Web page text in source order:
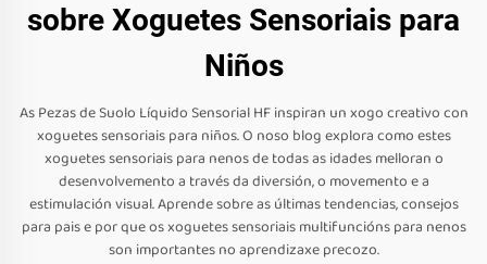
sobre Xoguetes Sensoriais para
Niños
As Pezas de Suolo Líquido Sensorial HF inspiran un xogo creativo con
xoguetes sensoriais para niños. O noso blog explora como estes
xoguetes sensoriais para nenos de todas as idades melloran o
desenvolvemento a través da diversión, o movemento e a
estimulación visual. Aprende sobre as últimas tendencias, consejos
para pais e por que os xoguetes sensoriais multifuncións para nenos
son importantes no aprendizaxe precozo.